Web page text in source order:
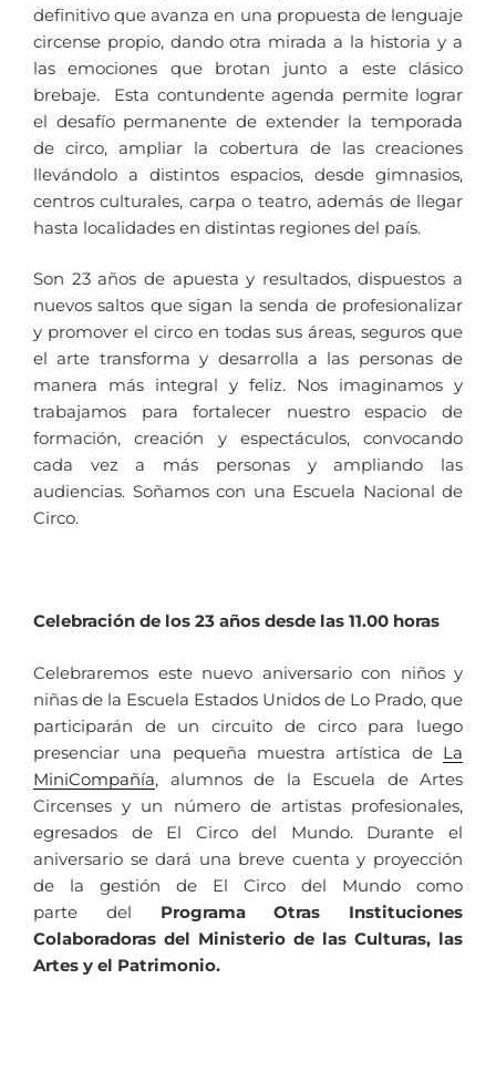
definitivo que avanza en una propuesta de lenguaje
circense propio, dando otra mirada a la historia y a
las emociones que brotan junto a este clásico
brebaje. Esta contundente agenda permite lograr
el desafío permanente de extender la temporada
de circo, ampliar la cobertura de las creaciones
llevándolo a distintos espacios, desde gimnasios,
centros culturales, carpa o teatro, además de llegar
hasta localidades en distintas regiones del país.
Son 23 años de apuesta y resultados, dispuestos a
nuevos saltos que sigan la senda de profesionalizar
y promover el circo en todas sus áreas, seguros que
el arte transforma y desarrolla a las personas de
manera más integral y feliz. Nos imaginamos y
trabajamos para fortalecer nuestro espacio de
formación, creación y espectáculos, convocando
cada vez a más personas y ampliando las
audiencias. Soñamos con una Escuela Nacional de
Circo.
Celebración de los 23 años desde las 11.00 horas
Celebraremos este nuevo aniversario con niños y
niñas de la Escuela Estados Unidos de Lo Prado, que
participarán de un circuito de circo para luego
presenciar una pequeña muestra artística de La
MiniCompañía, alumnos de la Escuela de Artes
Circenses y un número de artistas profesionales,
egresados de El Circo del Mundo. Durante el
aniversario se dará una breve cuenta y proyección
de la gestión de El Circo del Mundo como
parte del Programa Otras Instituciones
Colaboradoras del Ministerio de las Culturas, las
Artes y el Patrimonio.